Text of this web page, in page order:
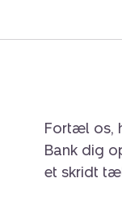
Fortæl os,
Bank dig
et skridt